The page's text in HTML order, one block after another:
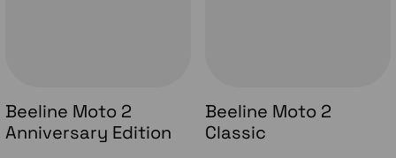
Beeline Moto 2
Anniversary Edition
Beeline Moto 2
Classic